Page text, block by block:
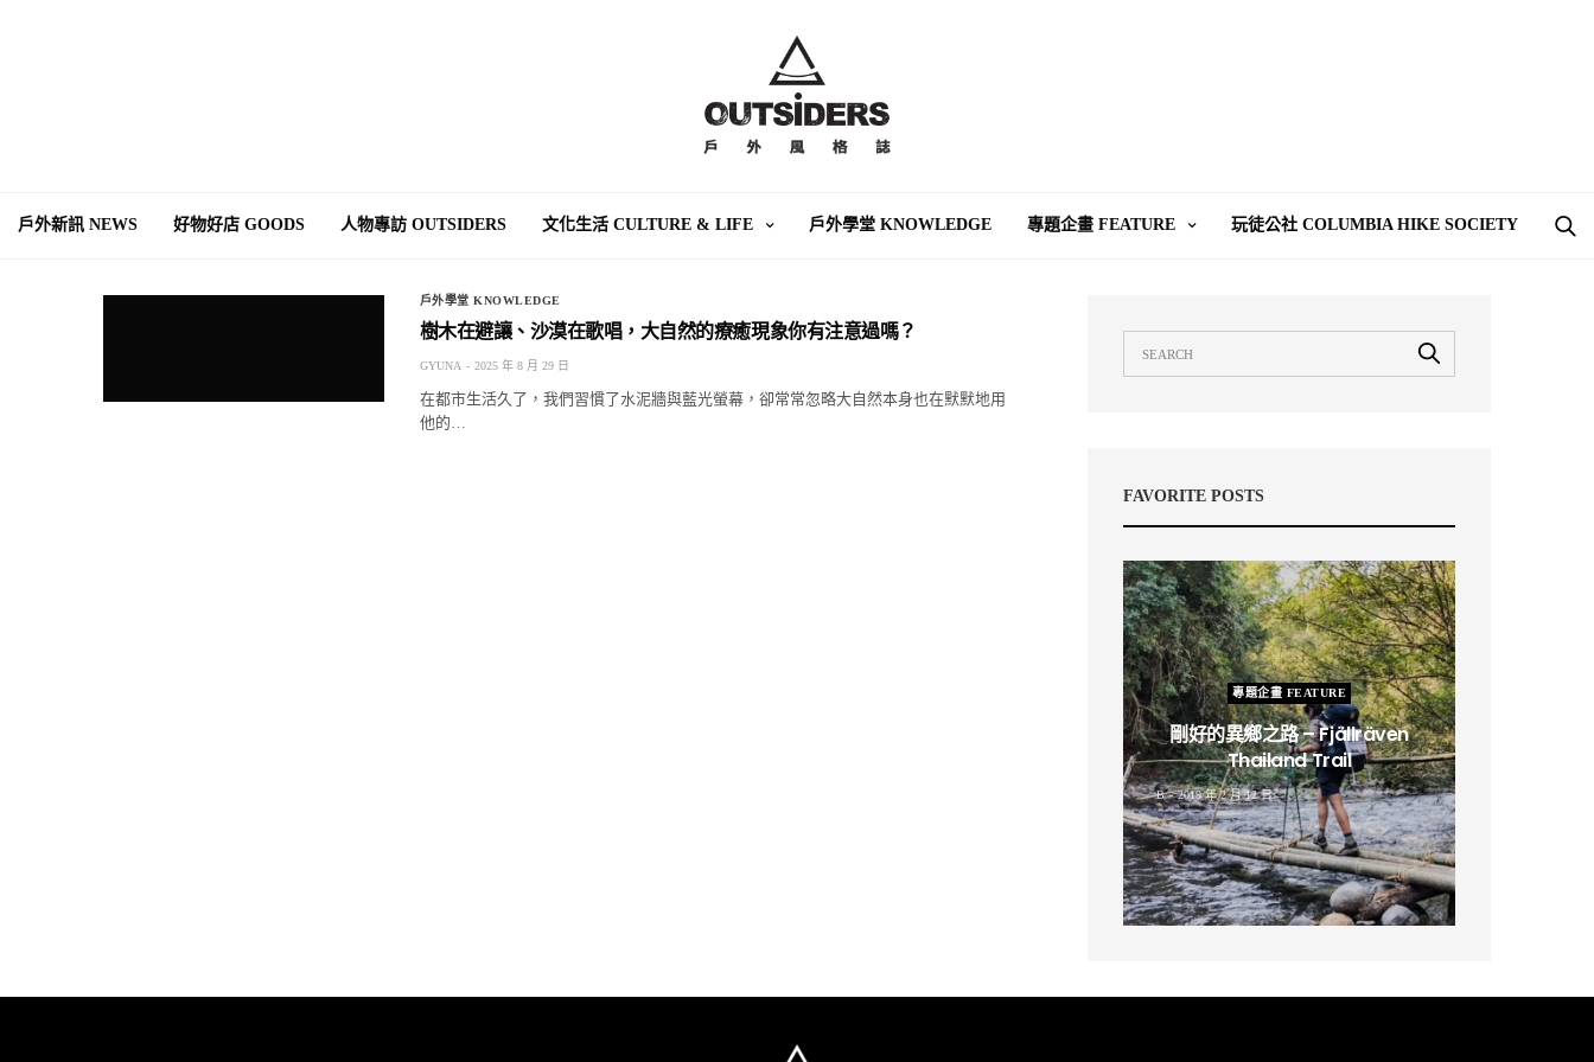
戶外新訊 NEWS 好物好店 GOODS 人物專訪 OUTSIDERS 文化生活 CULTURE & LIFE 戶外學堂 KNOWLEDGE 專題企畫 FEATURE 玩徒公社 COLUMBIA HIKE SOCIETY
戶外學堂 KNOWLEDGE
樹木在避讓、沙漠在歌唱，大自然的療癒現象你有注意過嗎？
GYUNA 2025 年 8 月 29 日
在都市生活久了，我們習慣了水泥牆與藍光螢幕，卻常常忽略大自然本身也在默默地用
他的…
FAVORITE POSTS
專題企畫 FEATURE
剛好的異鄉之路 – Fjällräven
Thailand Trail
B 2019 年 2 月 12 日